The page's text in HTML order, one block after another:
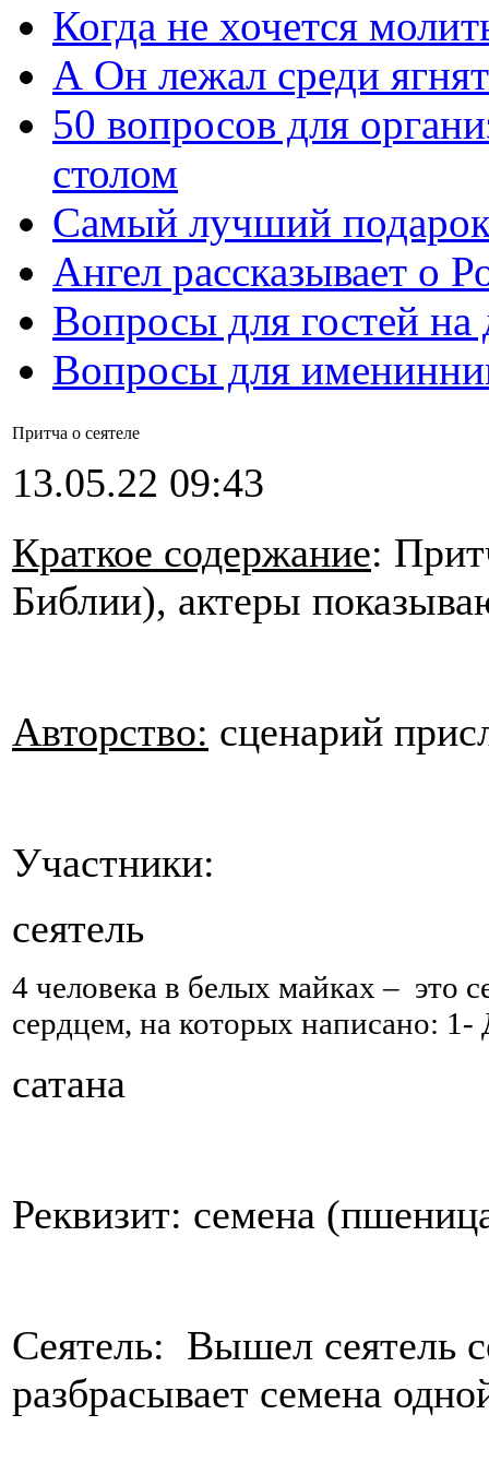
Когда не хочется
А Он лежал среди ягнят
50 вопросов для
столом
Самый лучший
Ангел рассказывает о
Вопросы для гостей
Вопросы для
Притча о сеятеле
13.05.22 09:43
Краткое содержание:
Библии), актеры
Авторство: сценарий
Участники:
сеятель
4 человека в белых майках – это
сердцем, на которых написано:
сатана
Реквизит: семена
Сеятель: Вышел сеятель
разбрасывает семена